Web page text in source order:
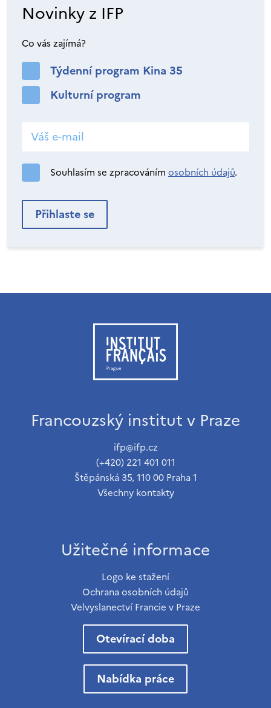
Novinky z IFP
Co vás zajímá?
Týdenní program Kina 35
Kulturní program
Souhlasím se zpracováním osobních údajů.
Francouzský institut v Praze
ifp@ifp.cz
(+420) 221 401 011
Štěpánská 35, 110 00 Praha 1
Všechny kontakty
Užitečné informace
Logo ke stažení
Ochrana osobních údajů
Velvyslanectví Francie v Praze
Otevírací doba
Nabídka práce